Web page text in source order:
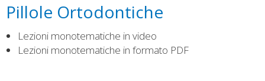
Pillole Ortodontiche
Lezioni monotematiche in video
Lezioni monotematiche in formato PDF